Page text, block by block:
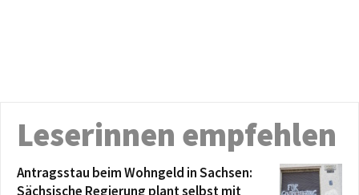
Leserinnen empfehlen
Antragsstau beim Wohngeld in Sachsen:
Sächsische Regierung plant selbst mit